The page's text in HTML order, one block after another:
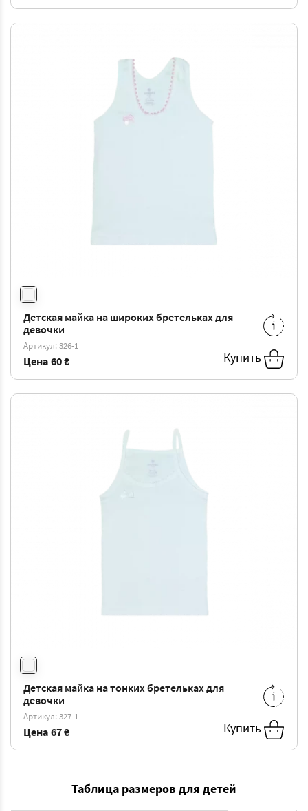
Детская майка на широких бретельках для
девочки
Артикул: 326-1
Цена 60 ₴ Купить
7/8 - 97 ₴ 8/9 - 102 ₴
9/10 -
Детская майка на тонких бретельках для
девочки
Артикул: 327-1
Цена 67 ₴ Купить
1/2 - 67 ₴ 2/3 - 73 ₴
6/7
9/10 - 117 ₴
Таблица размеров для детей